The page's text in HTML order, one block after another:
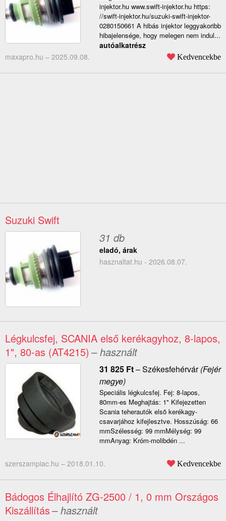
injektor.hu www.swift-injektor.hu https:
//swift-injektor.hu/suzuki-swift-injektor-
0280150661 A hibás injektor leggyakoribb
hibajelensége, hogy melegen nem indul...
autóalkatrész
maxapro.hu – 2025.09.08. Kedvencekbe
Suzuki Swift
31 db
eladó, árak
hasznaltat.hu - 2026.08.07.
Légkulcsfej, SCANIA első kerékagyhoz, 8-lapos,
1", 80-as (AT4215) – használt
31 825 Ft–Székesfehérvár(Fejér
megye)
Speciális légkulcsfej. Fej: 8-lapos,
80mm-es Meghajtás: 1" Kifejezetten
Scania teherautók elsõ kerékagy-
csavarjához kifejlesztve. Hosszúság: 66
mmSzélesség: 99 mmMélység: 99
mmAnyag: Króm-molibdén ...
szerszampiac.hu – 2018.01.10. Kedvencekbe
Bádogos Élhajlító ZG-2500 / 1, 0 mm Országos
Kiszállítás– használt